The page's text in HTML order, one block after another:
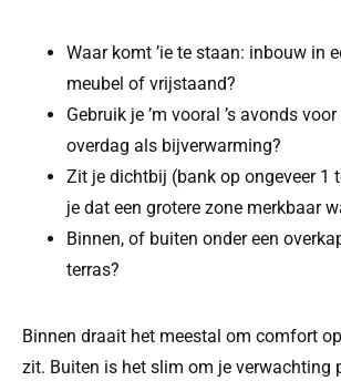
Waar komt ’ie te staan: inbouw in
meubel of vrijstaand?
Gebruik je ’m vooral ’s avonds
overdag als bijverwarming?
Zit je dichtbij (bank op ongeveer 1
je dat een grotere zone merkbaar
Binnen, of buiten onder een
terras?
Binnen draait het meestal om comfort
zit. Buiten is het slim om je verwachting